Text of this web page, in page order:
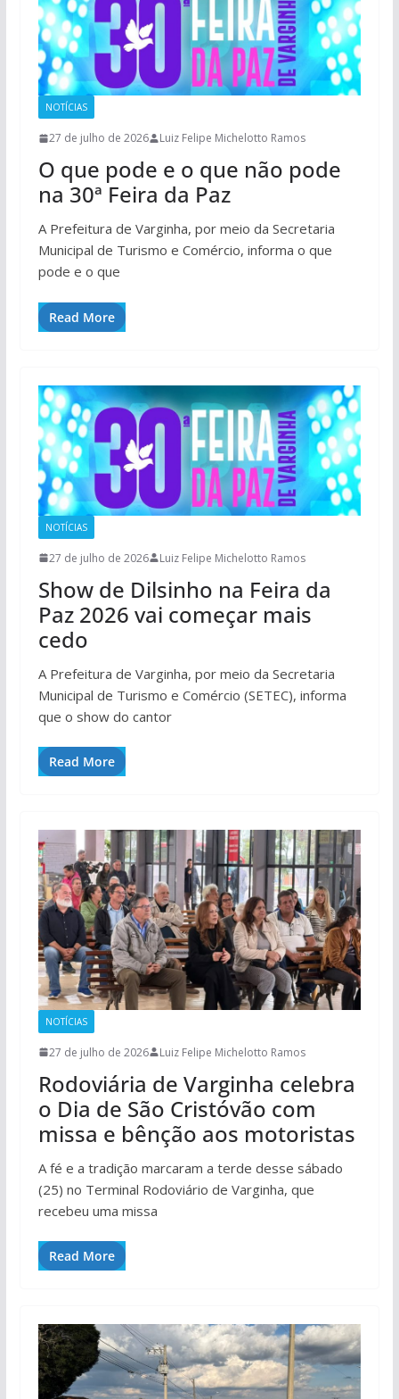
NOTÍCIAS
27 de julho de 2026 Luiz Felipe Michelotto Ramos
O que pode e o que não pode
na 30ª Feira da Paz
A Prefeitura de Varginha, por meio da Secretaria
Municipal de Turismo e Comércio, informa o que
pode e o que
Read More
NOTÍCIAS
27 de julho de 2026 Luiz Felipe Michelotto Ramos
Show de Dilsinho na Feira da
Paz 2026 vai começar mais
cedo
A Prefeitura de Varginha, por meio da Secretaria
Municipal de Turismo e Comércio (SETEC), informa
que o show do cantor
Read More
NOTÍCIAS
27 de julho de 2026 Luiz Felipe Michelotto Ramos
Rodoviária de Varginha celebra
o Dia de São Cristóvão com
missa e bênção aos motoristas
A fé e a tradição marcaram a terde desse sábado
(25) no Terminal Rodoviário de Varginha, que
recebeu uma missa
Read More